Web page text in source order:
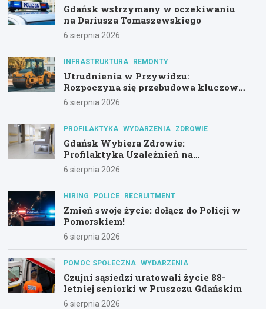
Gdańsk wstrzymany w oczekiwaniu
na Dariusza Tomaszewskiego
6 sierpnia 2026
INFRASTRUKTURA REMONTY
Utrudnienia w Przywidzu:
Rozpoczyna się przebudowa kluczowej
drogi!
6 sierpnia 2026
PROFILAKTYKA WYDARZENIA ZDROWIE
Gdańsk Wybiera Zdrowie:
Profilaktyka Uzależnień na
Pierwszym Planie
6 sierpnia 2026
HIRING POLICE RECRUITMENT
Zmień swoje życie: dołącz do Policji w
Pomorskiem!
6 sierpnia 2026
POMOC SPOŁECZNA WYDARZENIA
Czujni sąsiedzi uratowali życie 88-
letniej seniorki w Pruszczu Gdańskim
6 sierpnia 2026